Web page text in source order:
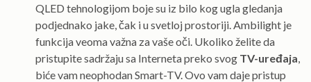
QLED tehnologijom boje su iz bilo kog ugla gledanja
podjednako jake, čak i u svetloj prostoriji. Ambilight je
funkcija veoma važna za vaše oči. Ukoliko želite da
pristupite sadržaju sa Interneta preko svog TV-uređaja,
biće vam neophodan Smart-TV. Ovo vam daje pristup